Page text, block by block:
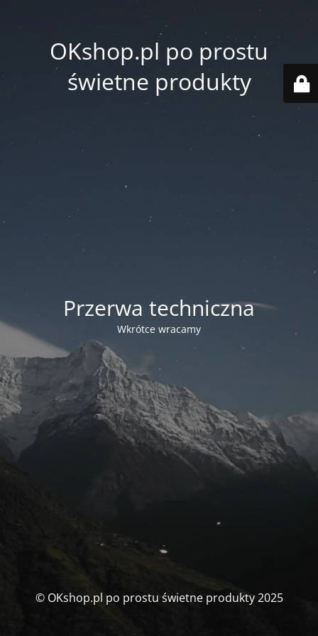
OKshop.pl po prostu
świetne produkty
Przerwa techniczna
Wkrótce wracamy
© OKshop.pl po prostu świetne produkty 2025